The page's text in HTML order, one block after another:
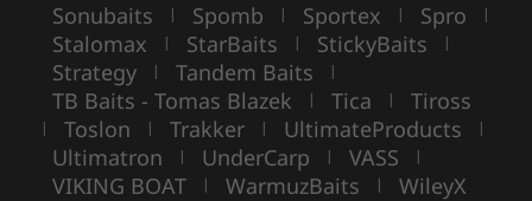
Sonubaits | Spomb | Sportex | Spro |
Stalomax | StarBaits | StickyBaits |
Strategy | Tandem Baits |
TB Baits - Tomas Blazek | Tica | Tiross
| Toslon | Trakker | UltimateProducts |
Ultimatron | UnderCarp | VASS |
VIKING BOAT | WarmuzBaits | WileyX